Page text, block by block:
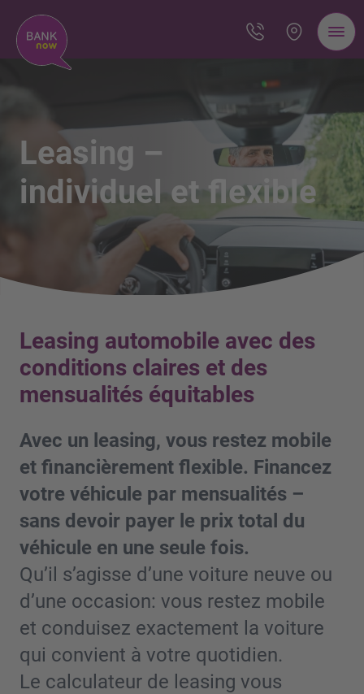
Leasing –
individuel et flexible
Leasing automobile avec des
conditions claires et des
mensualités équitables
Avec un leasing, vous restez mobile
et financièrement flexible. Financez
votre véhicule par mensualités –
sans devoir payer le prix total du
véhicule en une seule fois.
Qu’il s’agisse d’une voiture neuve ou
d’une occasion: vous restez mobile
et conduisez exactement la voiture
qui convient à votre quotidien.
Le calculateur de leasing vous